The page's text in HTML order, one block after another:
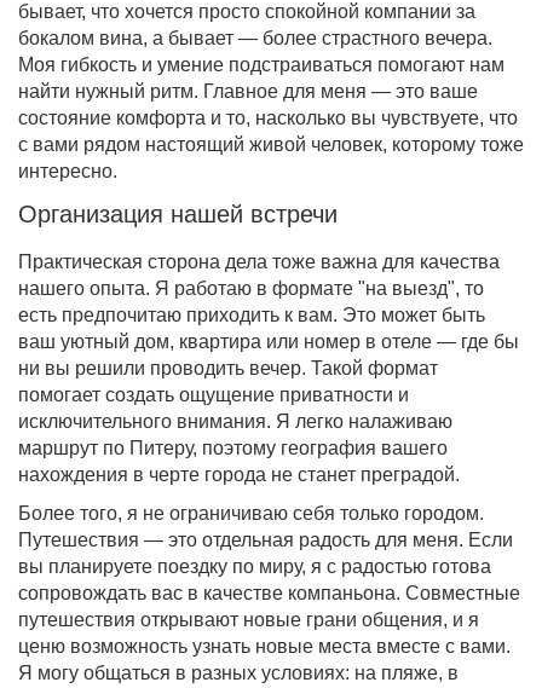
бывает, что хочется просто спокойной компании за
бокалом вина, а бывает — более страстного вечера.
Моя гибкость и умение подстраиваться помогают нам
найти нужный ритм. Главное для меня — это ваше
состояние комфорта и то, насколько вы чувствуете, что
с вами рядом настоящий живой человек, которому тоже
интересно.
Организация нашей встречи
Практическая сторона дела тоже важна для качества
нашего опыта. Я работаю в формате "на выезд", то
есть предпочитаю приходить к вам. Это может быть
ваш уютный дом, квартира или номер в отеле — где бы
ни вы решили проводить вечер. Такой формат
помогает создать ощущение приватности и
исключительного внимания. Я легко налаживаю
маршрут по Питеру, поэтому география вашего
нахождения в черте города не станет преградой.
Более того, я не ограничиваю себя только городом.
Путешествия — это отдельная радость для меня. Если
вы планируете поездку по миру, я с радостью готова
сопровождать вас в качестве компаньона. Совместные
путешествия открывают новые грани общения, и я
ценю возможность узнать новые места вместе с вами.
Я могу общаться в разных условиях: на пляже, в